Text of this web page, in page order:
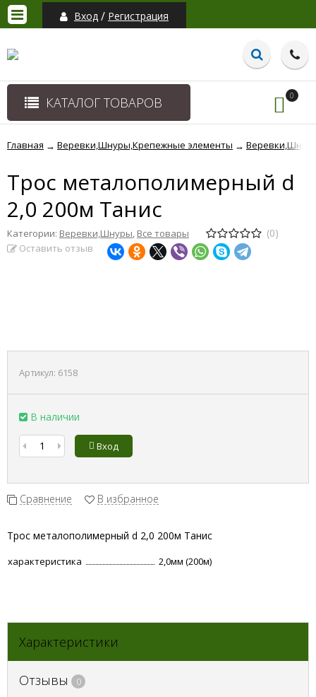
Вход / Регистрация
КАТАЛОГ ТОВАРОВ 0
Главная → Веревки,Шнуры,Крепежные элементы →
Трос металополимерный d
2,0 200м Танис
Категории: Веревки,Шнуры, Все товары (0)
Оставить отзыв
Артикул: 6158
В наличии
Вход
Сравнение В избранное
Трос металополимерный d 2,0 200м Танис
характеристика 2,0мм (200м)
Характеристики
Отзывы 0